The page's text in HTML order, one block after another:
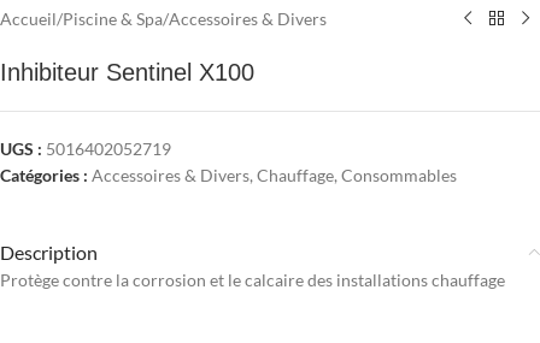
Accueil/Piscine & Spa/Accessoires & Divers
Inhibiteur Sentinel X100
UGS : 5016402052719
Catégories : Accessoires & Divers, Chauffage, Consommables
Description
Protège contre la corrosion et le calcaire des installations chauffage